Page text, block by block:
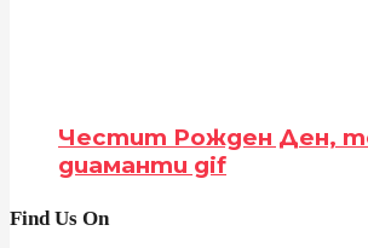
Честит Рожден Ден,
диаманти gif
Find Us On